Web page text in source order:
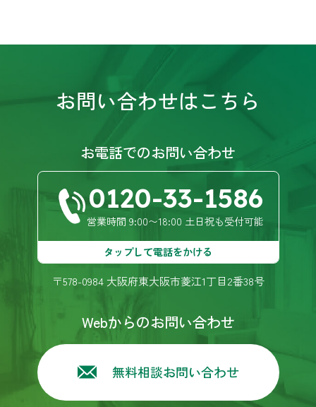
お問い合わせはこちら
お電話でのお問い合わせ
0120-33-1586
営業時間 9:00〜18:00 土日祝も受付可能
タップして電話をかける
〒578-0984 大阪府東大阪市菱江1丁目2番38号
Webからのお問い合わせ
無料相談お問い合わせ